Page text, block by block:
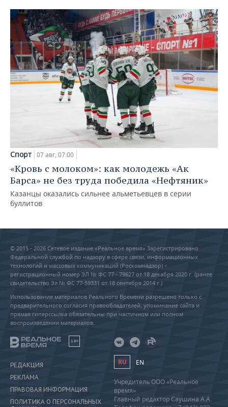
Спорт 07 авг, 07:00
«Кровь с молоком»: как молодежь «Ак
Барса» не без труда победила «Нефтяник»
Казанцы оказались сильнее альметьевцев в серии
буллитов
© 2015 - 2026 Сетевое издание «Реальное время» Зарегистрировано
Федеральной службой по надзору в сфере связи, информационных
технологий и массовых коммуникаций (Роскомнадзор) –
регистрационный номер ЭЛ № ФС 77 - 79627 от 18 декабря 2020 г. (ранее
свидетельство Эл № ФС 77-59331 от 18 сентября 2014 г.)
Использование материалов Реального Времени разрешено только с
предварительного согласия правообладателей, упоминание сайта и
прямая гиперссылка обязательны при частичном или полном
воспроизведении материалов.
18+
РЕДАКЦИЯ
РЕКЛАМА
ПРАВОВАЯ ИНФОРМАЦИЯ
ПОЛИТИКА О ПЕРСОНАЛЬНЫХ
RU EN
Учредитель ООО «Реальное
время»
Главный редактор Саушина А.А.